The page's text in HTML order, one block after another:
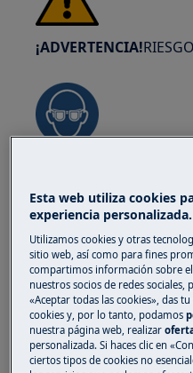
¡ADVERTENCIA!
Usa gafas de
mantenimiento o
muelles.
¡ADVERTENCIA!
Piezas pequeñas. No
Esta web utiliza cookies
experiencia personalizada.
Utilizamos cookies y otras
sitio web, así como para fines
compartimos información sobre
nuestros socios de redes sociales,
«Aceptar todas las cookies», das
cookies y, por lo tanto, podamos
nuestra página web, realizar
personalizada. Si haces clic en
ciertos tipos de cookies no